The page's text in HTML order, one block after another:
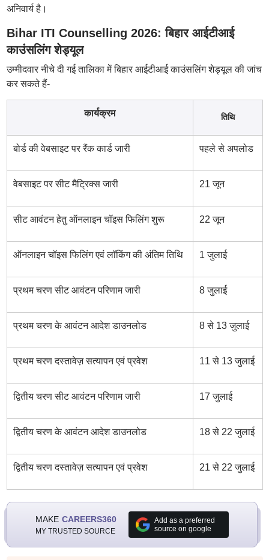
अनिवार्य है।
Bihar ITI Counselling 2026: बिहार आईटीआई
काउंसलिंग शेड्यूल
उम्मीदवार नीचे दी गई तालिका में बिहार आईटीआई काउंसलिंग शेड्यूल की जांच
कर सकते हैं-
कार्यक्रम तिथि
बोर्ड की वेबसाइट पर रैंक कार्ड जारी पहले से अपलोड
वेबसाइट पर सीट मैट्रिक्स जारी 21 जून
सीट आवंटन हेतु ऑनलाइन चॉइस फिलिंग शुरू 22 जून
ऑनलाइन चॉइस फिलिंग एवं लॉकिंग की अंतिम तिथि 1 जुलाई
प्रथम चरण सीट आवंटन परिणाम जारी 8 जुलाई
प्रथम चरण के आवंटन आदेश डाउनलोड 8 से 13 जुलाई
प्रथम चरण दस्तावेज़ सत्यापन एवं प्रवेश 11 से 13 जुलाई
द्वितीय चरण सीट आवंटन परिणाम जारी 17 जुलाई
द्वितीय चरण के आवंटन आदेश डाउनलोड 18 से 22 जुलाई
द्वितीय चरण दस्तावेज़ सत्यापन एवं प्रवेश 21 से 22 जुलाई
MAKE CAREERS360
MY TRUSTED SOURCE
Add as a preferred
source on google